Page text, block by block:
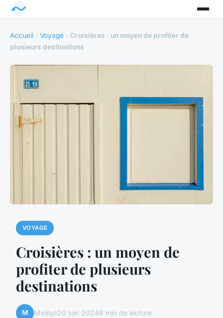
Accueil › Voyage › Croisières : un moyen de profiter de
plusieurs destinations
VOYAGE
Croisières : un moyen de
profiter de plusieurs
destinations
M Maëlys20 juin 20248 min de lecture